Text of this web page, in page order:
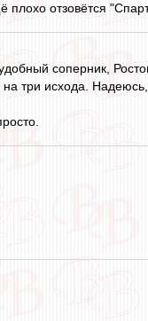
плохо отзовётся
соперник,
три исхода.